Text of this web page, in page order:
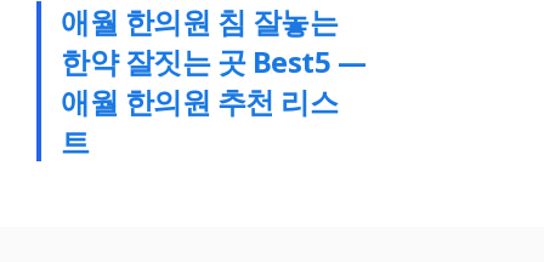
애월 한의원 침 잘놓는
한약 잘짓는 곳 Best5 —
애월 한의원 추천 리스
트